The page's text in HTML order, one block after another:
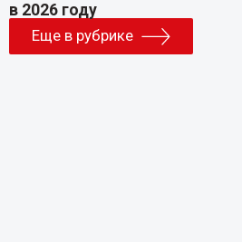
Еще в рубрике